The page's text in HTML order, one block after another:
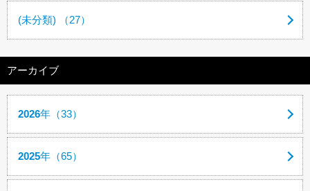
(未分類) （27）
アーカイブ
2026年（33）
2025年（65）